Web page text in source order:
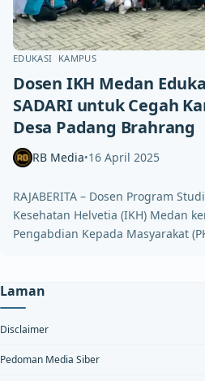
EDUKASI KAMPUS
Dosen IKH Medan
SADARI untuk Cegah
Desa Padang Brahrang
RB Media•16 April 2025
RAJABERITA – Dosen Program
Kesehatan Helvetia (IKH) Medan
Pengabdian Kepada Masyarakat
Laman
Disclaimer
Pedoman Media Siber